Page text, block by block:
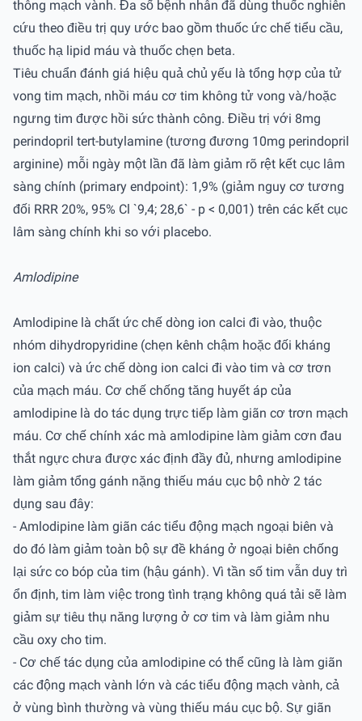
thông mạch vành. Đa số bệnh nhân đã dùng thuốc nghiên
cứu theo điều trị quy ước bao gồm thuốc ức chế tiểu cầu,
thuốc hạ lipid máu và thuốc chẹn beta.
Tiêu chuẩn đánh giá hiệu quả chủ yếu là tổng hợp của tử
vong tim mạch, nhồi máu cơ tim không tử vong và/hoặc
ngưng tim được hồi sức thành công. Điều trị với 8mg
perindopril tert-butylamine (tương đương 10mg perindopril
arginine) mỗi ngày một lần đã làm giảm rõ rệt kết cục lâm
sàng chính (primary endpoint): 1,9% (giảm nguy cơ tương
đối RRR 20%, 95% Cl `9,4; 28,6` - p < 0,001) trên các kết cục
lâm sàng chính khi so với placebo.
Amlodipine
Amlodipine là chất ức chế dòng ion calci đi vào, thuộc
nhóm dihydropyridine (chẹn kênh chậm hoặc đối kháng
ion calci) và ức chế dòng ion calci đi vào tim và cơ trơn
của mạch máu. Cơ chế chống tăng huyết áp của
amlodipine là do tác dụng trực tiếp làm giãn cơ trơn mạch
máu. Cơ chế chính xác mà amlodipine làm giảm cơn đau
thắt ngực chưa được xác định đầy đủ, nhưng amlodipine
làm giảm tổng gánh nặng thiếu máu cục bộ nhờ 2 tác
dụng sau đây:
- Amlodipine làm giãn các tiểu động mạch ngoại biên và
do đó làm giảm toàn bộ sự đề kháng ở ngoại biên chống
lại sức co bóp của tim (hậu gánh). Vì tần số tim vẫn duy trì
ổn định, tim làm việc trong tình trạng không quá tải sẽ làm
giảm sự tiêu thụ năng lượng ở cơ tim và làm giảm nhu
cầu oxy cho tim.
- Cơ chế tác dụng của amlodipine có thể cũng là làm giãn
các động mạch vành lớn và các tiểu động mạch vành, cả
ở vùng bình thường và vùng thiếu máu cục bộ. Sự giãn